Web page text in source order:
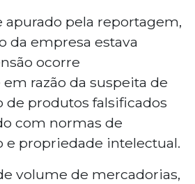
pela reportagem,
da empresa estava
ocorre
razão da suspeita de
de produtos falsificados
com normas de
e propriedade intelectual.
volume de mercadorias,